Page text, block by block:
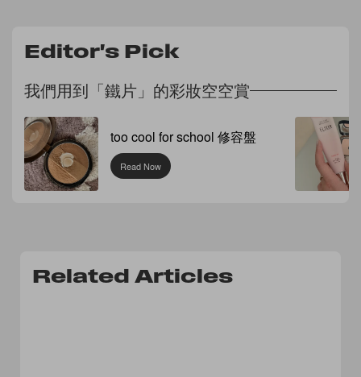
Editor's Pick
我們用到「鐵片」的彩妝空空賞
too cool for school 修容盤
Read Now
Related Articles